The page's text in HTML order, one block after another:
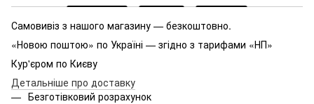
Самовивіз з нашого магазину — безкоштовно.
«Новою поштою» по Україні — згідно з тарифами «НП»
Кур'єром по Києву
Детальніше про доставку
Безготівковий розрахунок